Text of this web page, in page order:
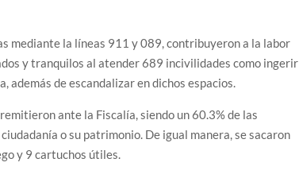
mediante la líneas 911 y 089, contribuyeron a la labor
y tranquilos al atender 689 incivilidades como ingerir
además de escandalizar en dichos espacios.
ante la Fiscalía, siendo un 60.3% de las
o su patrimonio. De igual manera, se sacaron
y 9 cartuchos útiles.